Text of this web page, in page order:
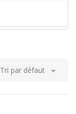
Tri par défaut